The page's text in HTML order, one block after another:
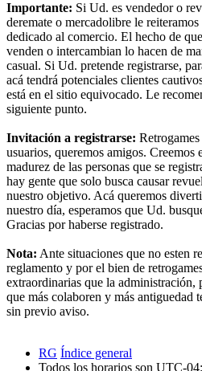
Importante: Si Ud. es vendedor o
deremate o mercadolibre le
dedicado al comercio. El hecho de
venden o intercambian lo hacen de
casual. Si Ud. pretende registrarse,
acá tendrá potenciales clientes
está en el sitio equivocado. Le
siguiente punto.
Invitación a registrarse:
usuarios, queremos amigos. Creemos
madurez de las personas que se
hay gente que solo busca causar
nuestro objetivo. Acá queremos
nuestro día, esperamos que Ud.
Gracias por haberse registrado.
Nota: Ante situaciones que no esten
reglamento y por el bien de
extraordinarias que la administración,
que más colaboren y más antiguedad
sin previo aviso.
RG Índice general
Todos los horarios son UTC-